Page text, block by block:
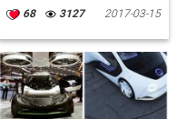
Монголын баг
68 3127 2017-03-15